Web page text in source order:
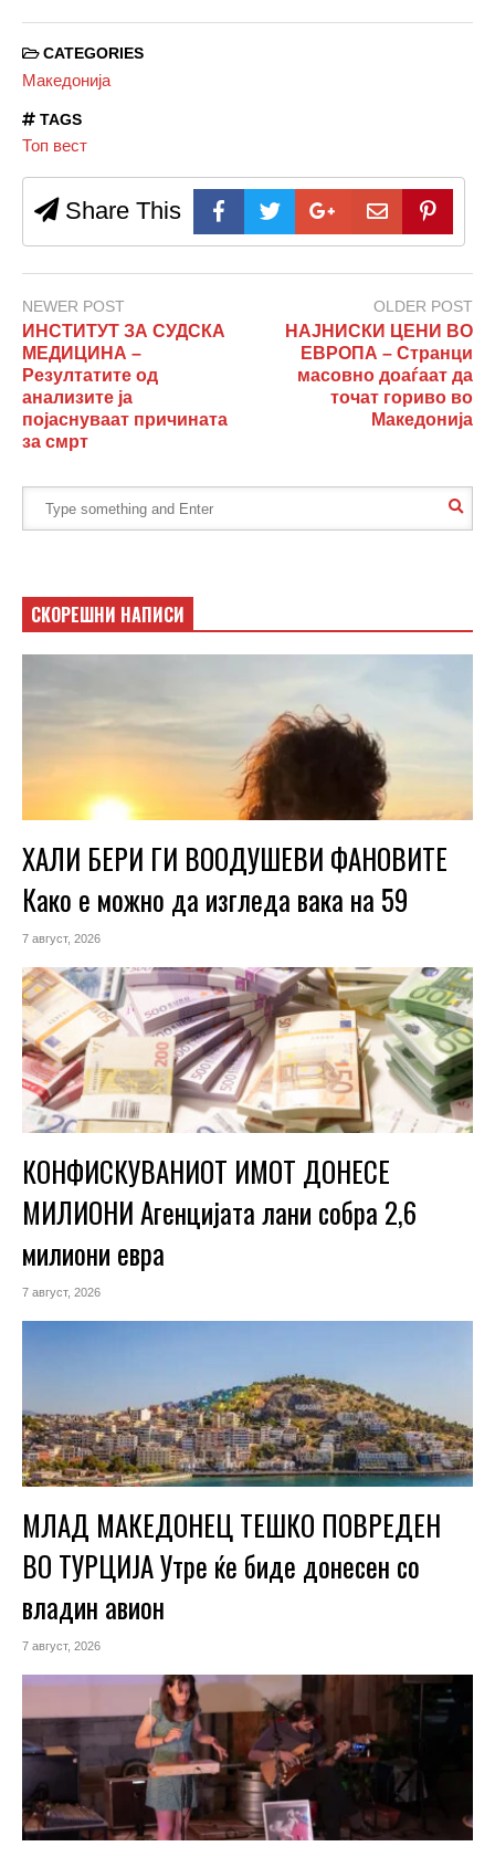
CATEGORIES
Македонија
TAGS
Топ вест
Share This
NEWER POST
ИНСТИТУТ ЗА СУДСКА
МЕДИЦИНА –
Резултатите од
анализите ја
појаснуваат причината
за смрт
OLDER POST
НАЈНИСКИ ЦЕНИ ВО
ЕВРОПА – Странци
масовно доаѓаат да
точат гориво во
Македонија
СКОРЕШНИ НАПИСИ
ХАЛИ БЕРИ ГИ ВООДУШЕВИ ФАНОВИТЕ
Како е можно да изгледа вака на 59
7 август, 2026
КОНФИСКУВАНИОТ ИМОТ ДОНЕСЕ
МИЛИОНИ Агенцијата лани собра 2,6
милиони евра
7 август, 2026
МЛАД МАКЕДОНЕЦ ТЕШКО ПОВРЕДЕН
ВО ТУРЦИЈА Утре ќе биде донесен со
владин авион
7 август, 2026